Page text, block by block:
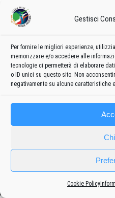
Gestisci
Per fornire le migliori esperienze,
memorizzare e/o accedere alle
tecnologie ci permetterà di elaborare
o ID unici su questo sito. Non
negativamente su alcune caratteristiche
Cookie Policy
Calendario delle
formazione del
Formazione e calendario
Frecce Tricolori
Privacy policy